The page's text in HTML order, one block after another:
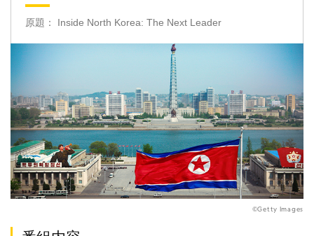
原題： Inside North Korea: The Next Leader
©Getty Images